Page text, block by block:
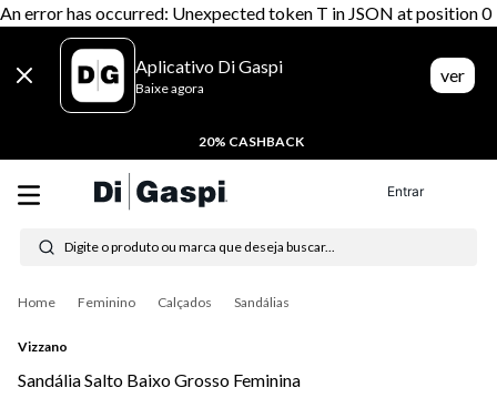
An error has occurred: Unexpected token T in JSON at position 0
Aplicativo Di Gaspi
Baixe agora
ver
20% CASHBACK
Entrar
Digite o produto ou marca que deseja buscar...
Feminino Calçados Sandálias
Vizzano
Sandália Salto Baixo Grosso Feminina
Termos mais buscados
1º tênis feminino